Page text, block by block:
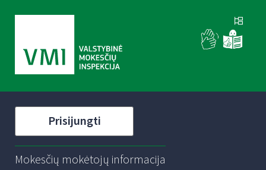
Prisijungti
Mokesčių mokėtojų informacija